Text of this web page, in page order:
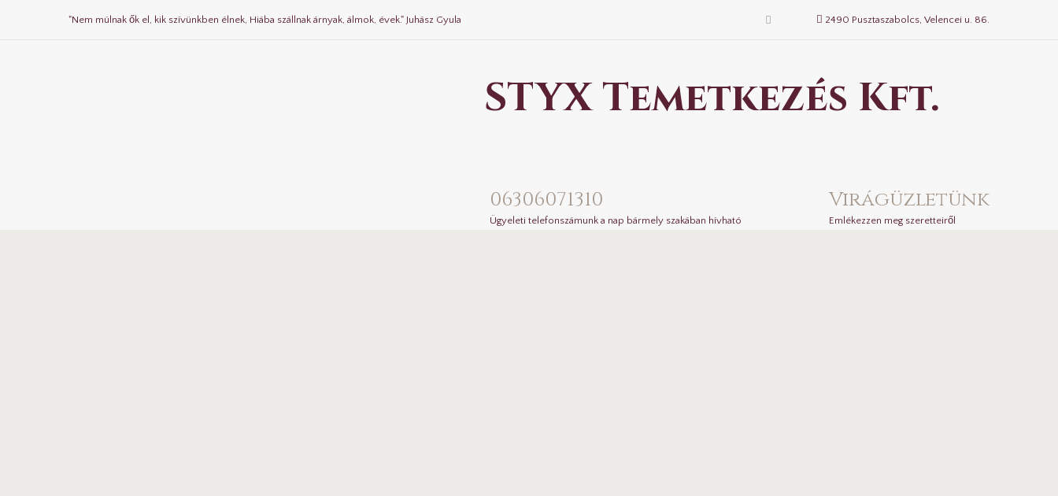
"Nem múlnak ők el, kik szívünkben élnek, Hiába szállnak árnyak, álmok, évek." Juhász Gyula 2490 Pusztaszabolcs, Velencei u. 86.
STYX Temetkezés Kft.
06306071310
Ügyeleti telefonszámunk a nap bármely szakában hívható
Virágüzletünk
Emlékezzen meg szeretteiről